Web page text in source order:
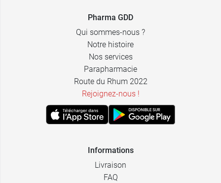
Pharma GDD
Qui sommes-nous ?
Notre histoire
Nos services
Parapharmacie
Route du Rhum 2022
Rejoignez-nous !
Informations
Livraison
FAQ